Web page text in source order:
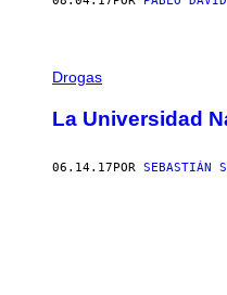
Drogas
La Universidad
06.14.17POR SEBASTIÁN